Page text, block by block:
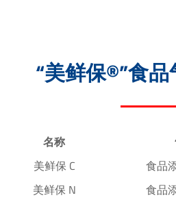
“美鲜保®”食
名称
美鲜保 C
食品
美鲜保 N
食品